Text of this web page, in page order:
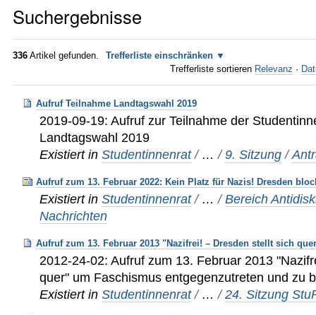
Suchergebnisse
336 Artikel gefunden.
Trefferliste einschränken
Trefferliste sortieren Relevanz ·
Aufruf Teilnahme Landtagswahl 2019
2019-09-19: Aufruf zur Teilnahme der
Landtagswahl 2019
Existiert in Studentinnenrat / …/9. Sitzung /
Aufruf zum 13. Februar 2022: Kein Platz für Nazis! Dresden
Existiert in Studentinnenrat / …/Bereich
Nachrichten
Aufruf zum 13. Februar 2013 "Nazifrei! – Dresden stellt sich
2012-24-02: Aufruf zum 13. Februar 2013
quer" um Faschismus entgegenzutreten und zu
Existiert in Studentinnenrat / …/24. Sitzung